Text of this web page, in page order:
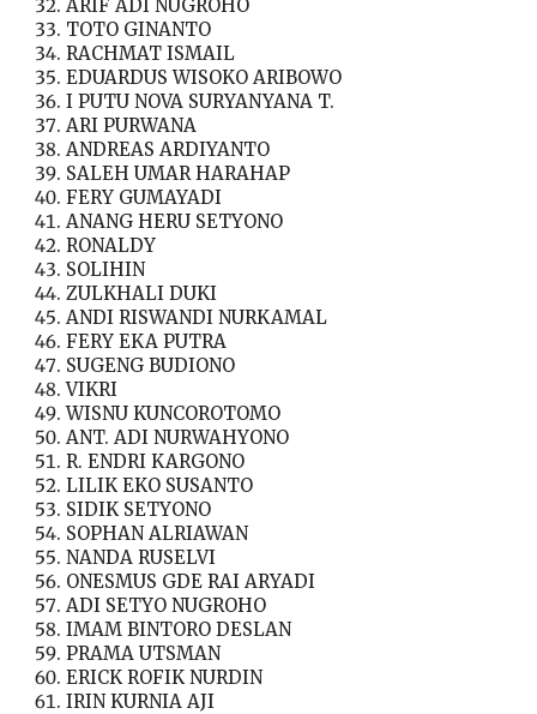
ARIF ADI NUGROHO
TOTO GINANTO
RACHMAT ISMAIL
EDUARDUS WISOKO ARIBOWO
I PUTU NOVA SURYANYANA T.
ARI PURWANA
ANDREAS ARDIYANTO
SALEH UMAR HARAHAP
FERY GUMAYADI
ANANG HERU SETYONO
RONALDY
SOLIHIN
ZULKHALI DUKI
ANDI RISWANDI NURKAMAL
FERY EKA PUTRA
SUGENG BUDIONO
VIKRI
WISNU KUNCOROTOMO
ANT. ADI NURWAHYONO
R. ENDRI KARGONO
LILIK EKO SUSANTO
SIDIK SETYONO
SOPHAN ALRIAWAN
NANDA RUSELVI
ONESMUS GDE RAI ARYADI
ADI SETYO NUGROHO
IMAM BINTORO DESLAN
PRAMA UTSMAN
ERICK ROFIK NURDIN
IRIN KURNIA AJI